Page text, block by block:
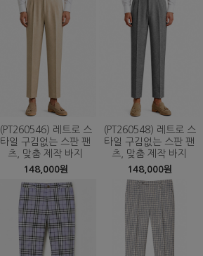
(PT260546) 레트로 스
타일 구김없는 스판 팬
츠, 맞춤 제작 바지
148,000원
(PT260548) 레트로 스
타일 구김없는 스판 팬
츠, 맞춤 제작 바지
148,000원